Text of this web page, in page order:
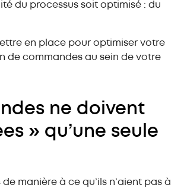
du processus soit optimisé : du
en place pour optimiser votre
de commandes au sein de votre
ne doivent
» qu’une seule
manière à ce qu’ils n’aient pas à